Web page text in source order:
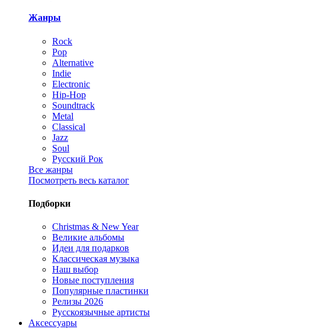
Жанры
Rock
Pop
Alternative
Indie
Electronic
Hip-Hop
Soundtrack
Metal
Classical
Jazz
Soul
Русский Рок
Все жанры
Посмотреть весь каталог
Подборки
Christmas & New Year
Великие альбомы
Идеи для подарков
Классическая музыка
Наш выбор
Новые поступления
Популярные пластинки
Релизы 2026
Русскоязычные артисты
Аксессуары